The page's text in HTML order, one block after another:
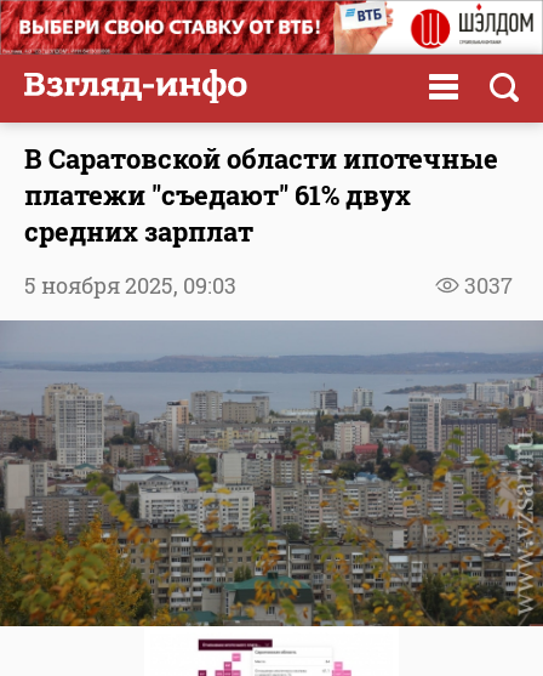
В Саратовской области ипотечные
платежи "съедают" 61% двух
средних зарплат
3037
5 ноября 2025, 09:03